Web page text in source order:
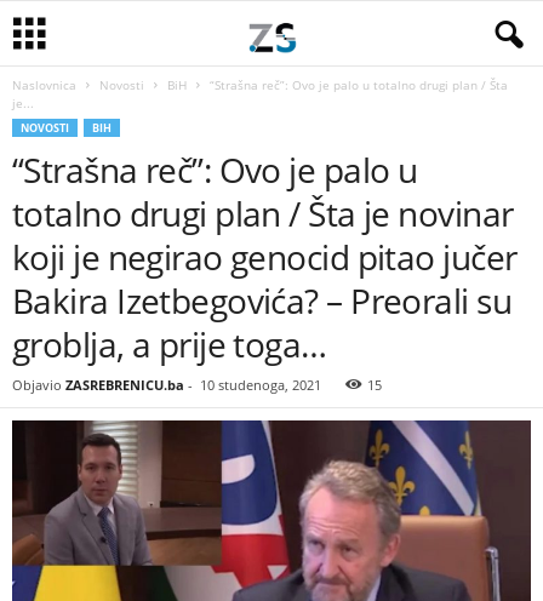
Naslovnica Novosti BiH
“Strašna reč”: Ovo je palo u totalno drugi plan / Šta
je...
NOVOSTI BIH
“Strašna reč”: Ovo je palo u
totalno drugi plan / Šta je novinar
koji je negirao genocid pitao jučer
Bakira Izetbegovića? – Preorali su
groblja, a prije toga…
Objavio ZASREBRENICU.ba - 10 studenoga, 2021 15